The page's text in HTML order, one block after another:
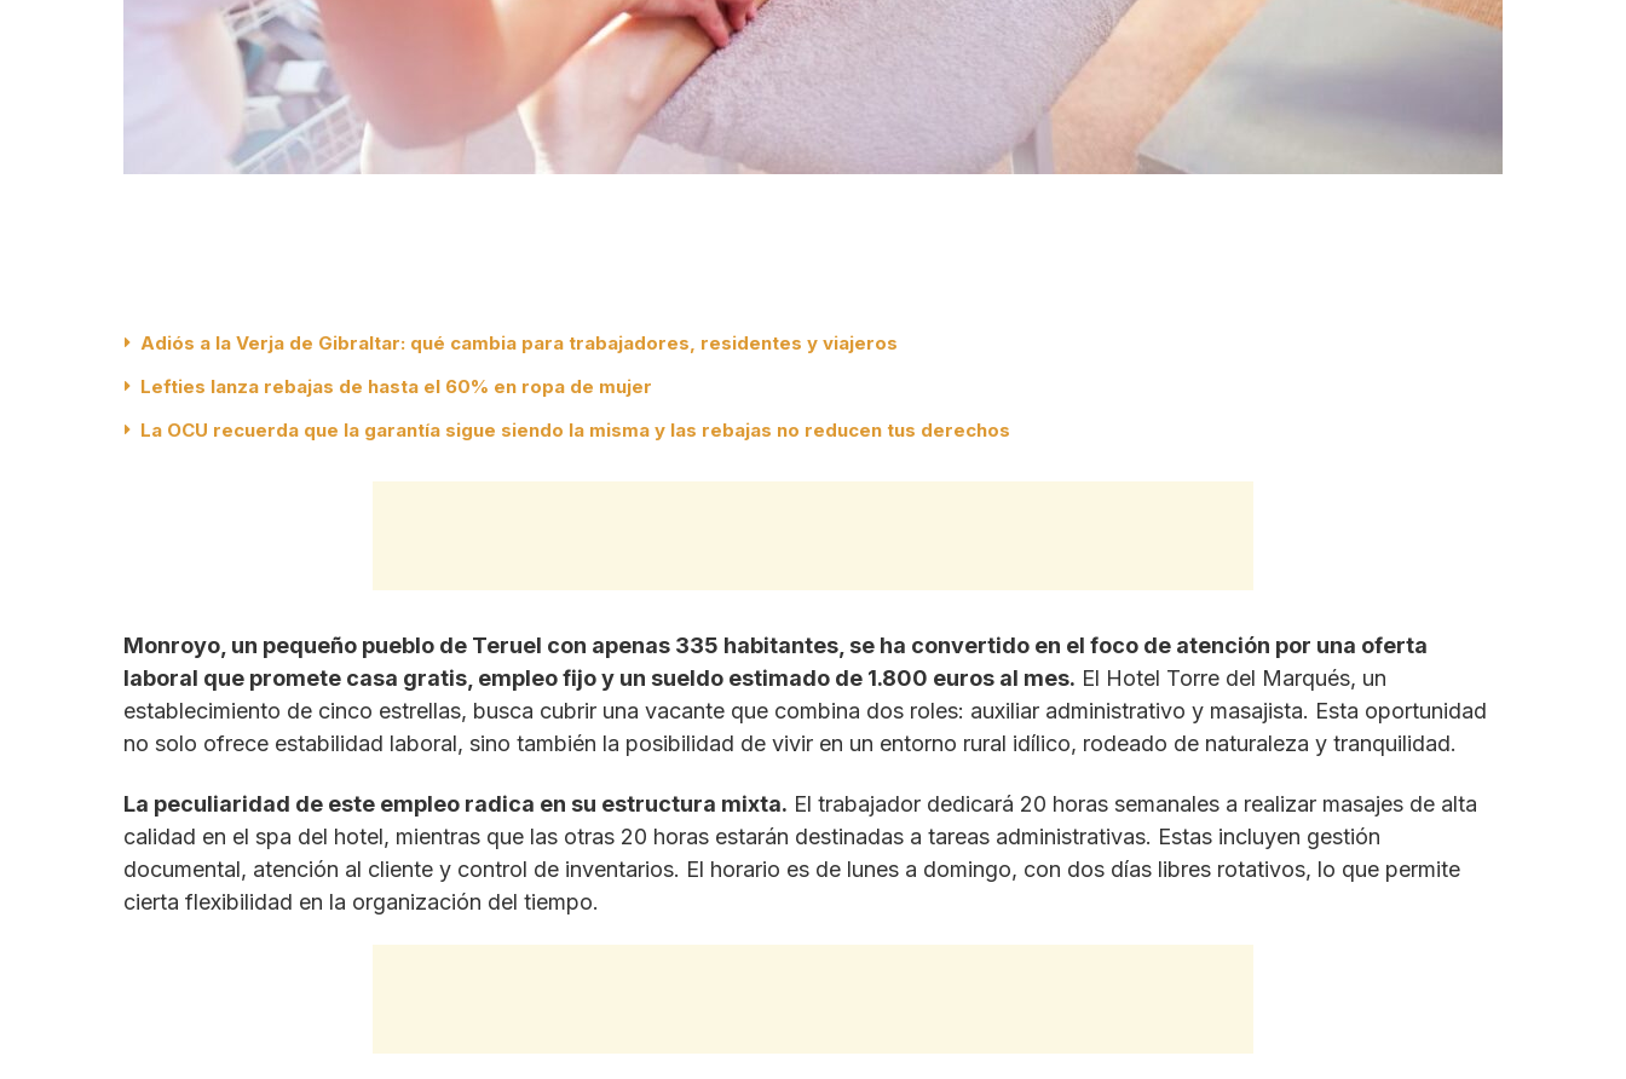
Adiós a la Verja de Gibraltar: qué cambia para trabajadores, residentes y viajeros
Lefties lanza rebajas de hasta el 60% en ropa de mujer
La OCU recuerda que la garantía sigue siendo la misma y las rebajas no reducen tus derechos
Monroyo, un pequeño pueblo de Teruel con apenas 335 habitantes, se ha convertido en el foco de atención por una oferta
laboral que promete casa gratis, empleo fijo y un sueldo estimado de 1.800 euros al mes. El Hotel Torre del Marqués, un
establecimiento de cinco estrellas, busca cubrir una vacante que combina dos roles: auxiliar administrativo y masajista. Esta oportunidad
no solo ofrece estabilidad laboral, sino también la posibilidad de vivir en un entorno rural idílico, rodeado de naturaleza y tranquilidad.
La peculiaridad de este empleo radica en su estructura mixta. El trabajador dedicará 20 horas semanales a realizar masajes de alta
calidad en el spa del hotel, mientras que las otras 20 horas estarán destinadas a tareas administrativas. Estas incluyen gestión
documental, atención al cliente y control de inventarios. El horario es de lunes a domingo, con dos días libres rotativos, lo que permite
cierta flexibilidad en la organización del tiempo.